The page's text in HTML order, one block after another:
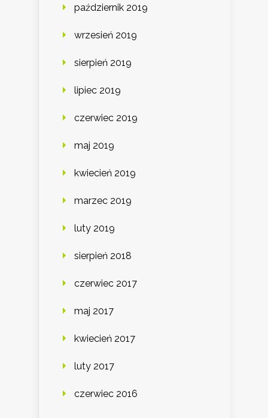
październik 2019
wrzesień 2019
sierpień 2019
lipiec 2019
czerwiec 2019
maj 2019
kwiecień 2019
marzec 2019
luty 2019
sierpień 2018
czerwiec 2017
maj 2017
kwiecień 2017
luty 2017
czerwiec 2016